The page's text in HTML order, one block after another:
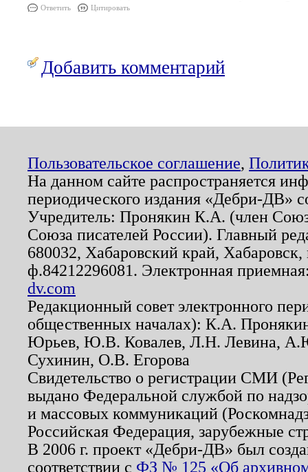
Ответить Цитировать
Добавить комментарий
Пользовательское соглашение,
На данном сайте распространяется
периодического издания «Дебри-ДВ»
Учредитель: Пронякин К.А. (член
Союза писателей России). Главный
680032, Хабаровский край,
ф.84212296081. Электронная
dv.com
Редакционный совет электронного
общественных началах): К.А.
Юрьев, Ю.В. Ковалев, Л.Н. Левина,
Сухинин, О.В. Егорова
Свидетельство о регистрации СМИ
выдано Федеральной службой по
и массовых коммуникаций
Российская Федерация, зарубежные
В 2006 г. проект «Дебри-ДВ» был
соответствии с ФЗ № 125 «Об